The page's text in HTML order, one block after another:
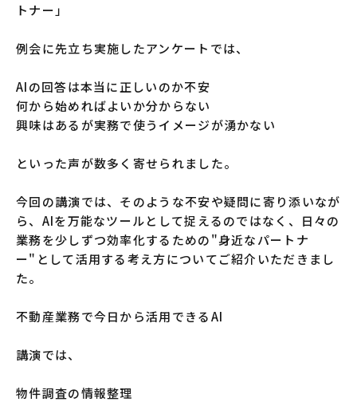
トナー」
例会に先立ち実施したアンケートでは、
AIの回答は本当に正しいのか不安
何から始めればよいか分からない
興味はあるが実務で使うイメージが湧かない
といった声が数多く寄せられました。
今回の講演では、そのような不安や疑問に寄り添いなが
ら、AIを万能なツールとして捉えるのではなく、日々の
業務を少しずつ効率化するための"身近なパートナ
ー"として活用する考え方についてご紹介いただきまし
た。
不動産業務で今日から活用できるAI
講演では、
物件調査の情報整理